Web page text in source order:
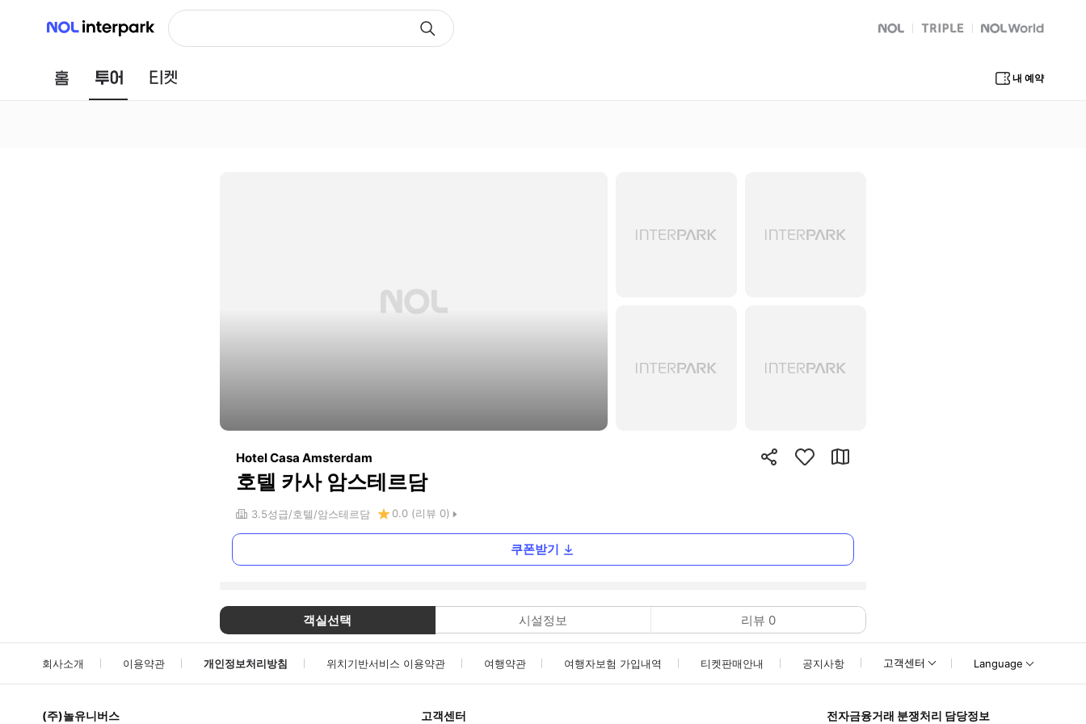
NOL 인터파크
NOL
트리플 Global Interpark
홈 투어 내 예약
Hotel Casa Amsterdam
호텔 카사 암스테르담
3.5성급 호텔 암스테르담 0.0 (리뷰 0)
쿠폰받기
객실선택 시설정보 리뷰 0
회사소개 이용약관 개인정보처리방침 위치기반서비스 이용약관 여행약관 여행자보험 가입내역 티켓판매안내 공지사항 고객센터 Language
(주)놀유니버스 고객센터 전자금융거래 분쟁처리 담당정보